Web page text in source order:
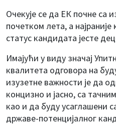
Очекује се да ЕК почне
почетком лета, а
статус кандидата јесте
Имајући у виду значај
квалитета одговора на
изузетне важности је да
концизно и јасно, са
као и да буду усаглашени
државе-потенцијалног